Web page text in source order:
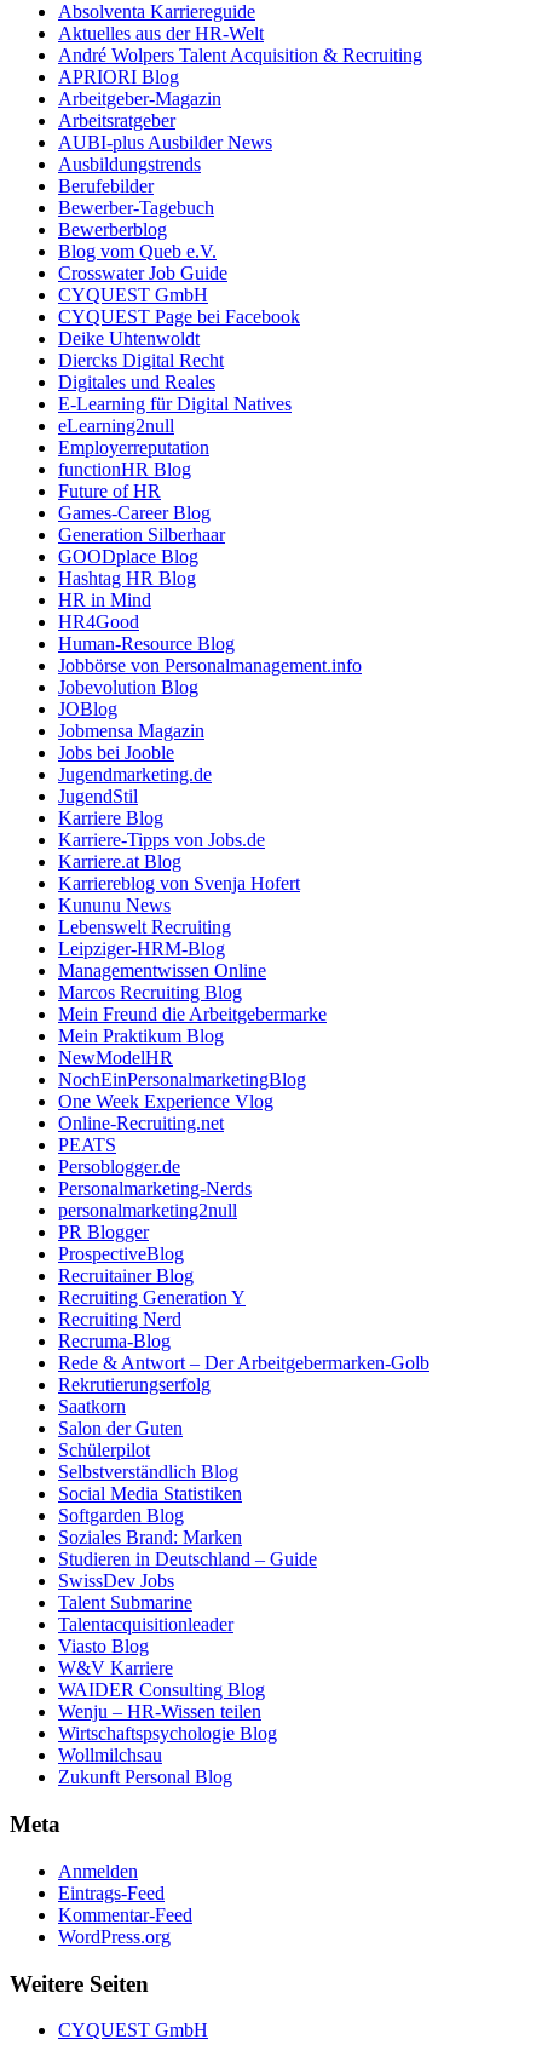
Absolventa Karriereguide
Aktuelles aus der HR-Welt
André Wolpers Talent Acquisition & Recruiting
APRIORI Blog
Arbeitgeber-Magazin
Arbeitsratgeber
AUBI-plus Ausbilder News
Ausbildungstrends
Berufebilder
Bewerber-Tagebuch
Bewerberblog
Blog vom Queb e.V.
Crosswater Job Guide
CYQUEST GmbH
CYQUEST Page bei Facebook
Deike Uhtenwoldt
Diercks Digital Recht
Digitales und Reales
E-Learning für Digital Natives
eLearning2null
Employerreputation
functionHR Blog
Future of HR
Games-Career Blog
Generation Silberhaar
GOODplace Blog
Hashtag HR Blog
HR in Mind
HR4Good
Human-Resource Blog
Jobbörse von Personalmanagement.info
Jobevolution Blog
JOBlog
Jobmensa Magazin
Jobs bei Jooble
Jugendmarketing.de
JugendStil
Karriere Blog
Karriere-Tipps von Jobs.de
Karriere.at Blog
Karriereblog von Svenja Hofert
Kununu News
Lebenswelt Recruiting
Leipziger-HRM-Blog
Managementwissen Online
Marcos Recruiting Blog
Mein Freund die Arbeitgebermarke
Mein Praktikum Blog
NewModelHR
NochEinPersonalmarketingBlog
One Week Experience Vlog
Online-Recruiting.net
PEATS
Persoblogger.de
Personalmarketing-Nerds
personalmarketing2null
PR Blogger
ProspectiveBlog
Recruitainer Blog
Recruiting Generation Y
Recruiting Nerd
Recruma-Blog
Rede & Antwort – Der Arbeitgebermarken-Golb
Rekrutierungserfolg
Saatkorn
Salon der Guten
Schülerpilot
Selbstverständlich Blog
Social Media Statistiken
Softgarden Blog
Soziales Brand: Marken
Studieren in Deutschland – Guide
SwissDev Jobs
Talent Submarine
Talentacquisitionleader
Viasto Blog
W&V Karriere
WAIDER Consulting Blog
Wenju – HR-Wissen teilen
Wirtschaftspsychologie Blog
Wollmilchsau
Zukunft Personal Blog
Meta
Anmelden
Eintrags-Feed
Kommentar-Feed
WordPress.org
Weitere Seiten
CYQUEST GmbH